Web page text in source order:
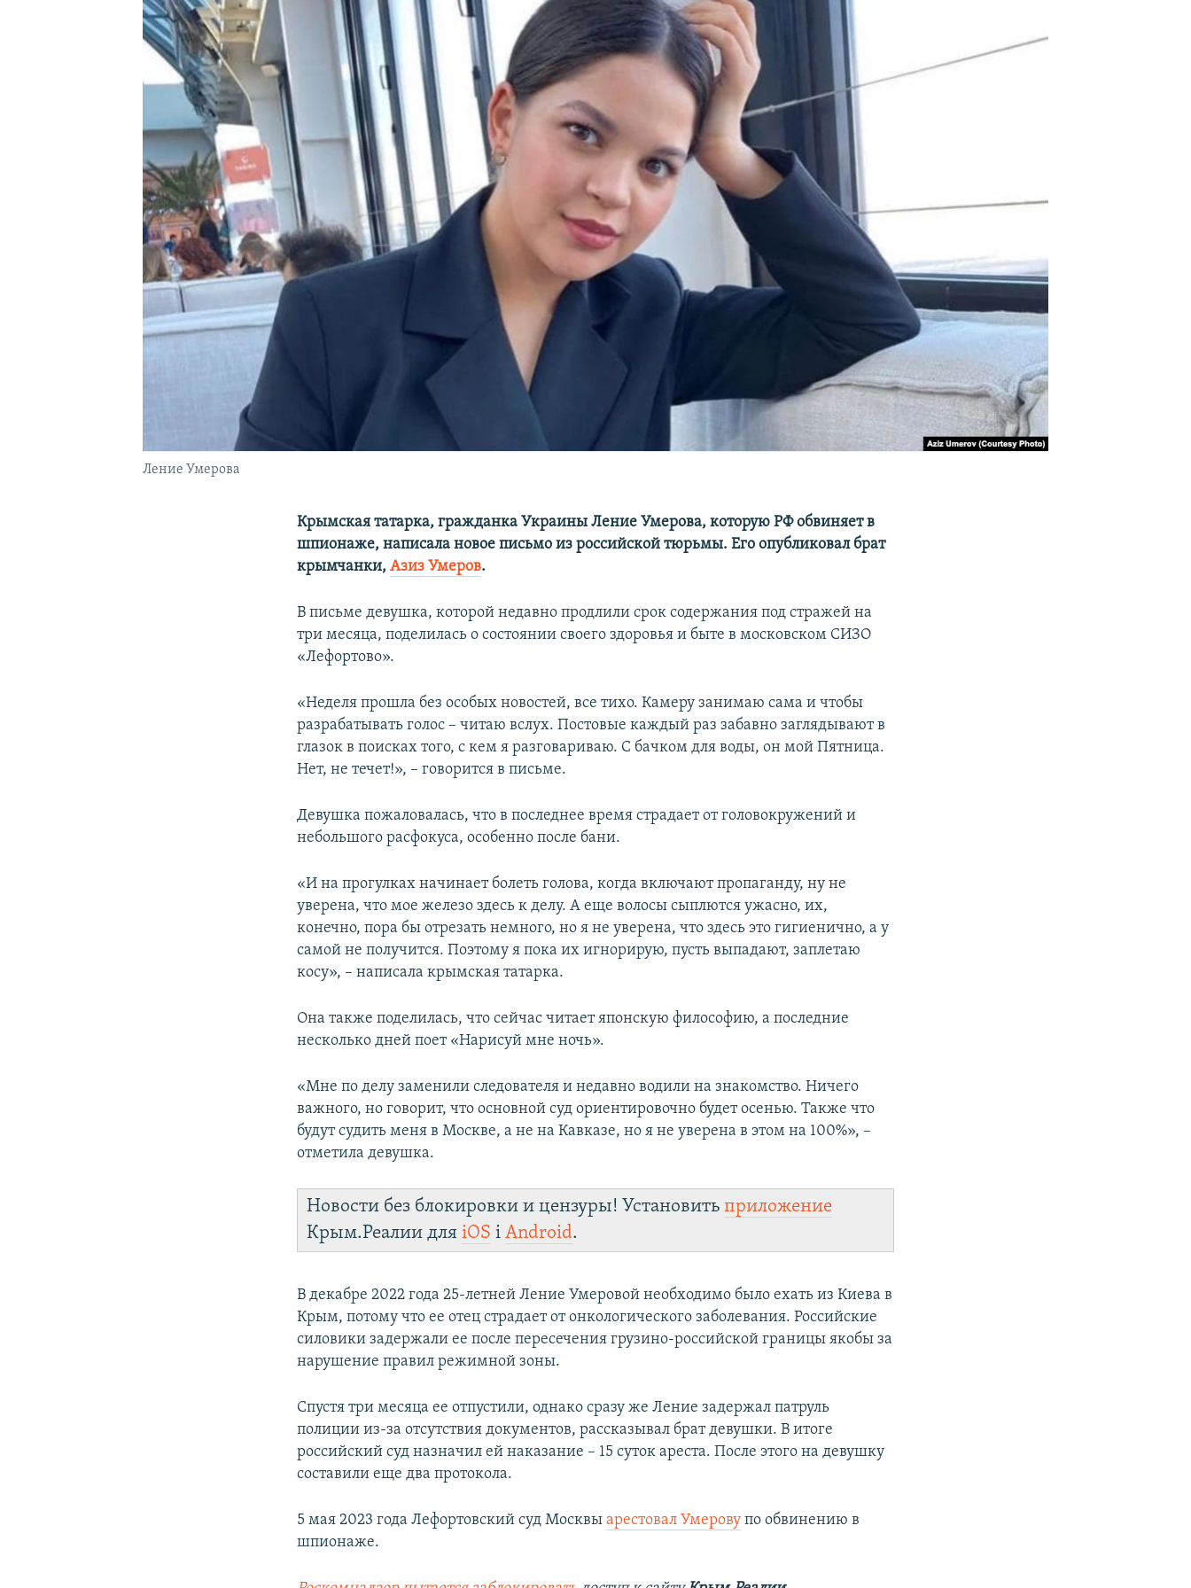
КРЫМ.НЕПОКОРЕННЫЙ
УКРАИНСКАЯ ПРОБЛЕМА КРЫМА
Ление Умерова
Крымская татарка, гражданка Украины Ление Умерова, которую РФ обвиняет в
шпионаже, написала новое письмо из российской тюрьмы. Его опубликовал брат
крымчанки,Азиз Умеров.
В письме девушка, которой недавно продлили срок содержания под стражей на
три месяца, поделилась о состоянии своего здоровья и быте в московском СИЗО
«Лефортово».
«Неделя прошла без особых новостей, все тихо. Камеру занимаю сама и чтобы
разрабатывать голос – читаю вслух. Постовые каждый раз забавно заглядывают в
глазок в поисках того, с кем я разговариваю. С бачком для воды, он мой Пятница.
Нет, не течет!», – говорится в письме.
Девушка пожаловалась, что в последнее время страдает от головокружений и
небольшого расфокуса, особенно после бани.
«И на прогулках начинает болеть голова, когда включают пропаганду, ну не
уверена, что мое железо здесь к делу. А еще волосы сыплются ужасно, их,
конечно, пора бы отрезать немного, но я не уверена, что здесь это гигиенично, а у
самой не получится. Поэтому я пока их игнорирую, пусть выпадают, заплетаю
косу», – написала крымская татарка.
Она также поделилась, что сейчас читает японскую философию, а последние
несколько дней поет «Нарисуй мне ночь».
«Мне по делу заменили следователя и недавно водили на знакомство. Ничего
важного, но говорит, что основной суд ориентировочно будет осенью. Также что
будут судить меня в Москве, а не на Кавказе, но я не уверена в этом на 100%», –
отметила девушка.
Новости без блокировки и цензуры! Установитьприложение
Крым.Реалии дляiOS іAndroid.
В декабре 2022 года 25-летней Ление Умеровой необходимо было ехать из Киева в
Крым, потому что ее отец страдает от онкологического заболевания. Российские
силовики задержали ее после пересечения грузино-российской границы якобы за
нарушение правил режимной зоны.
Спустя три месяца ее отпустили, однако сразу же Ление задержал патруль
полиции из-за отсутствия документов, рассказывал брат девушки. В итоге
российский суд назначил ей наказание – 15 суток ареста. После этого на девушку
составили еще два протокола.
5 мая 2023 года Лефортовский суд Москвыарестовал Умерову по обвинению в
шпионаже.